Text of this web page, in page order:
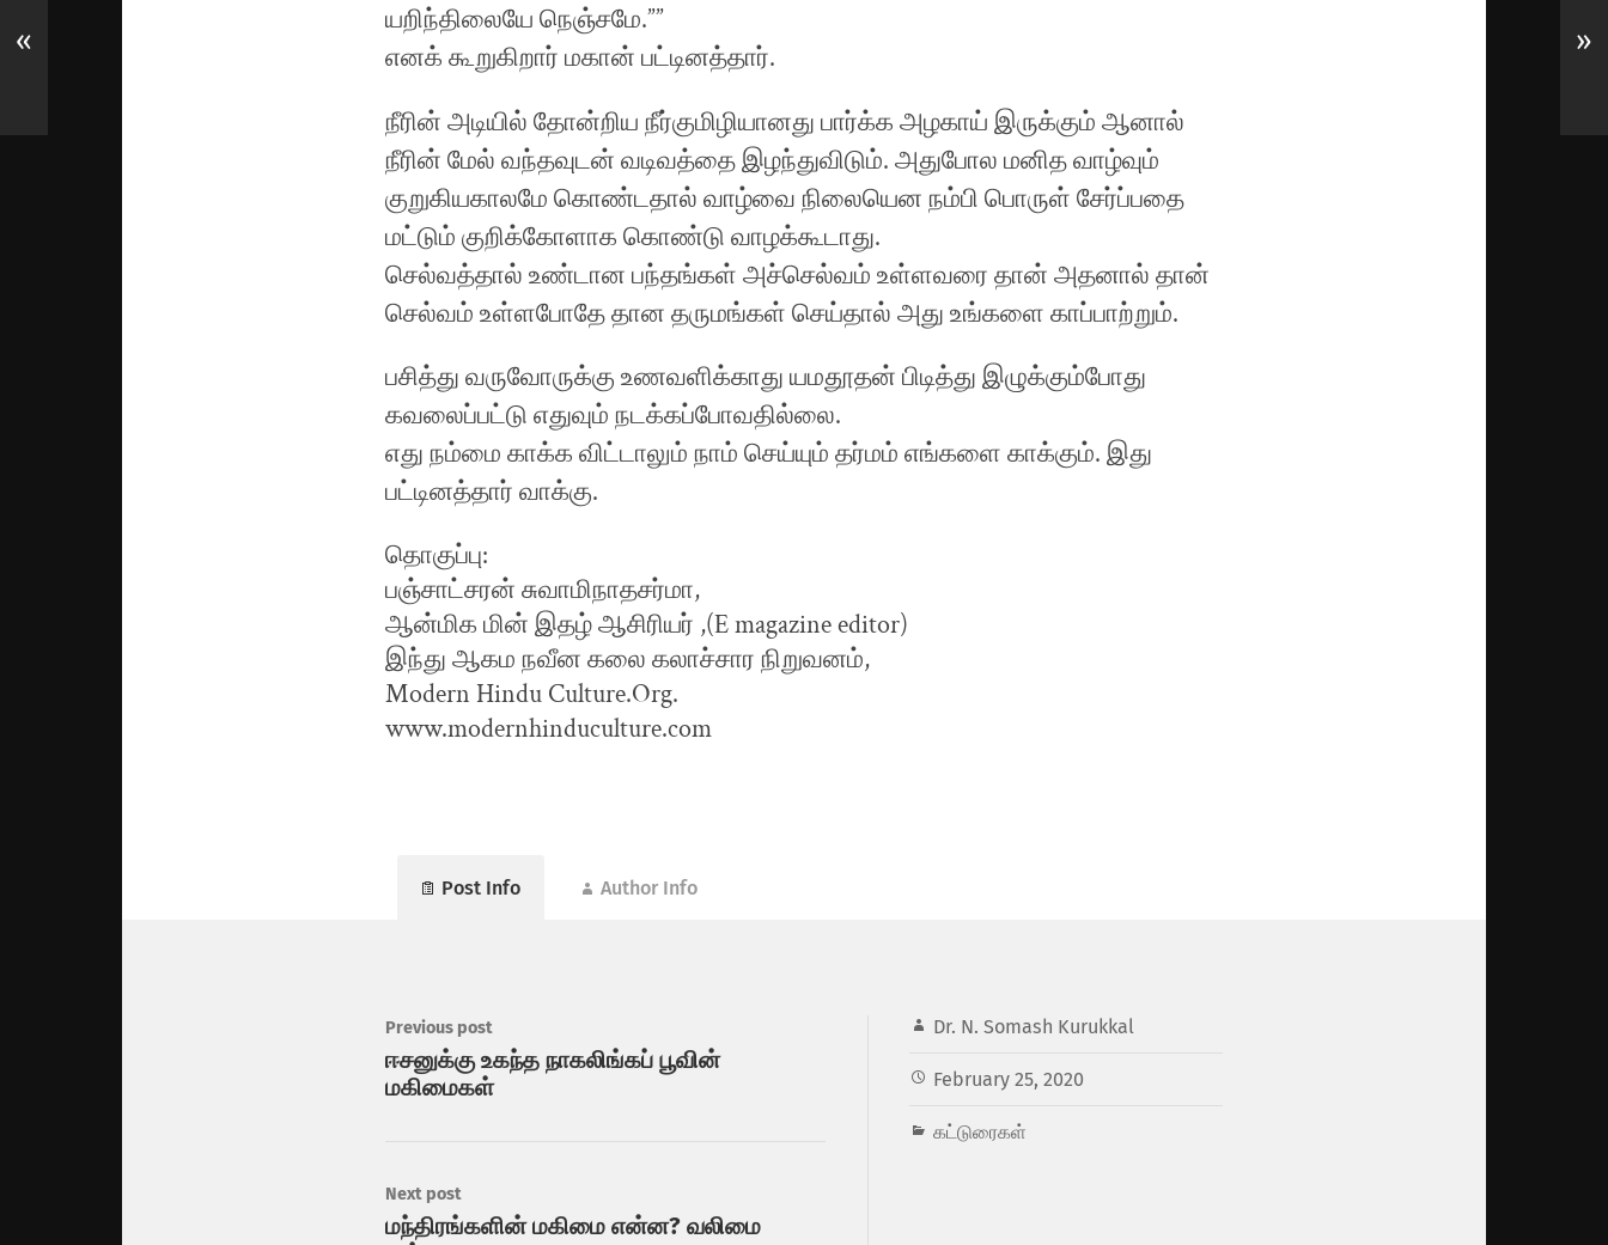
யறிந்திலையே நெஞ்சமே.””
எனக் கூறுகிறார் மகான் பட்டினத்தார்.
நீரின் அடியில் தோன்றிய நீர்குமிழியானது பார்க்க அழகாய் இருக்கும் ஆனால்
நீரின் மேல் வந்தவுடன் வடிவத்தை இழந்துவிடும். அதுபோல மனித வாழ்வும்
குறுகியகாலமே கொண்டதால் வாழ்வை நிலையென நம்பி பொருள் சேர்ப்பதை
மட்டும் குறிக்கோளாக கொண்டு வாழக்கூடாது.
செல்வத்தால் உண்டான பந்தங்கள் அச்செல்வம் உள்ளவரை தான் அதனால் தான்
செல்வம் உள்ளபோதே தான தருமங்கள் செய்தால் அது உங்களை காப்பாற்றும்.
பசித்து வருவோருக்கு உணவளிக்காது யமதூதன் பிடித்து இழுக்கும்போது
கவலைப்பட்டு எதுவும் நடக்கப்போவதில்லை.
எது நம்மை காக்க விட்டாலும் நாம் செய்யும் தர்மம் எங்களை காக்கும். இது
பட்டினத்தார் வாக்கு.
தொகுப்பு:
பஞ்சாட்சரன் சுவாமிநாதசர்மா,
ஆன்மிக மின் இதழ் ஆசிரியர் ,(E magazine editor)
இந்து ஆகம நவீன கலை கலாச்சார நிறுவனம்,
Modern Hindu Culture.Org.
www.modernhinduculture.com
Post Info Author Info
Dr. N. Somash Kurukkal
February 25, 2020
கட்டுரைகள்
Previous post
ஈசனுக்கு உகந்த நாகலிங்கப் பூவின்
மகிமைகள்
Next post
மந்திரங்களின் மகிமை என்ன? வலிமை
« »